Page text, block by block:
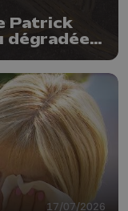
Patrick
dégradée ?
17/07/2026